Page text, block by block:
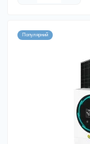
Популярний